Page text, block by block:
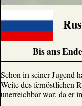
Bis ans
Schon in seiner Jugend
Weite des fernöstlichen
unerreichbar war, da er